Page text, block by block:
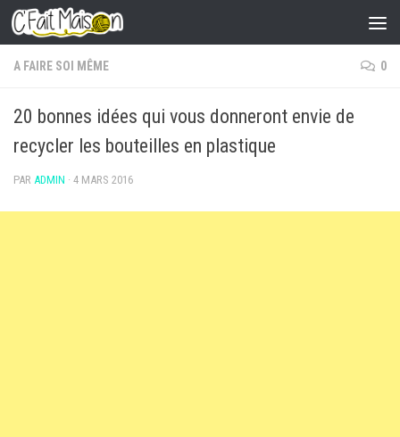
Skip to content
A FAIRE SOI MÊME 0
20 bonnes idées qui vous donneront envie de
recycler les bouteilles en plastique
PAR ADMIN · 4 MARS 2016